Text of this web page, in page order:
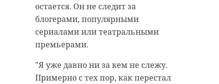
остается. Он не следит за
блогерами, популярными
сериалами или театральными
премьерами.
"Я уже давно ни за кем не слежу.
Примерно с тех пор, как перестал